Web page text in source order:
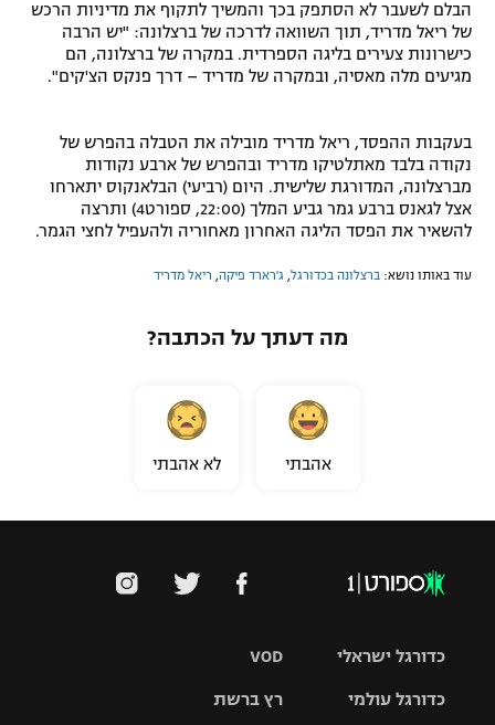
הבלם לשעבר לא הסתפק בכך והמשיך לתקוף את מדיניות הרכש
של ריאל מדריד, תוך השוואה לדרכה של ברצלונה: "יש הרבה
כישרונות צעירים בליגה הספרדית. במקרה של ברצלונה, הם
מגיעים מלה מאסיה, ובמקרה של מדריד – דרך פנקס הצ'קים".
בעקבות ההפסד, ריאל מדריד מובילה את הטבלה בהפרש של
נקודה בלבד מאתלטיקו מדריד ובהפרש של ארבע נקודות
מברצלונה, המדורגת שלישית. היום (רביעי) הבלאנקוס יתארחו
אצל לגאנס ברבע גמר גביע המלך (22:00, ספורט4) ותרצה
להשאיר את הפסד הליגה האחרון מאחוריה ולהעפיל לחצי הגמר.
עוד באותו נושא: ברצלונה בכדורגל ג'רארד פיקה ריאל מדריד
מה דעתך על הכתבה?
אהבתי לא אהבתי
VOD
רץ ברשת
כדורגל ישראלי
כדורגל עולמי